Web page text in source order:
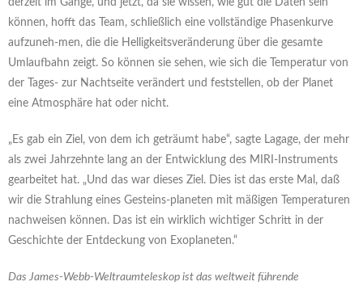
derzeit im Gange, und jetzt, da sie wissen, wie gut die Daten sein
können, hofft das Team, schließlich eine vollständige Phasenkurve
aufzuneh-men, die die Helligkeitsveränderung über die gesamte
Umlaufbahn zeigt. So können sie sehen, wie sich die Temperatur von
der Tages- zur Nachtseite verändert und feststellen, ob der Planet
eine Atmosphäre hat oder nicht.
„Es gab ein Ziel, von dem ich geträumt habe“, sagte Lagage, der mehr
als zwei Jahrzehnte lang an der Entwicklung des MIRI-Instruments
gearbeitet hat. „Und das war dieses Ziel. Dies ist das erste Mal, daß
wir die Strahlung eines Gesteins-planeten mit mäßigen Temperaturen
nachweisen können. Das ist ein wirklich wichtiger Schritt in der
Geschichte der Entdeckung von Exoplaneten.“
Das James-Webb-Weltraumteleskop ist das weltweit führende